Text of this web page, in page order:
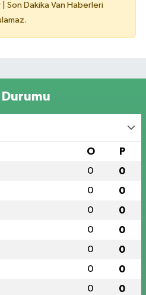
Son Dakika Van Haberleri
Durumu
O P
0 0
0 0
0 0
0 0
0 0
0 0
0 0